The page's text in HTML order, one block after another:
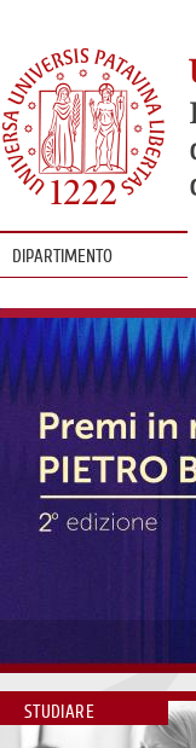
DIPARTIMENTO
contenuto
STUDIARE